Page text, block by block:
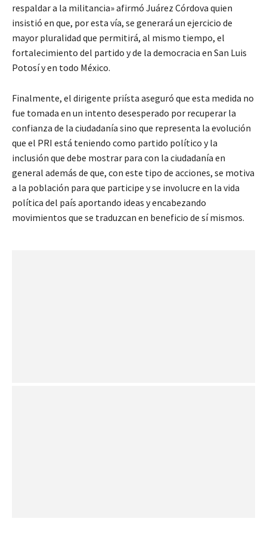
respaldar a la militancia» afirmó Juárez Córdova quien
insistió en que, por esta vía, se generará un ejercicio de
mayor pluralidad que permitirá, al mismo tiempo, el
fortalecimiento del partido y de la democracia en San Luis
Potosí y en todo México.
Finalmente, el dirigente priísta aseguró que esta medida no
fue tomada en un intento desesperado por recuperar la
confianza de la ciudadanía sino que representa la evolución
que el PRI está teniendo como partido político y la
inclusión que debe mostrar para con la ciudadanía en
general además de que, con este tipo de acciones, se motiva
a la población para que participe y se involucre en la vida
política del país aportando ideas y encabezando
movimientos que se traduzcan en beneficio de sí mismos.